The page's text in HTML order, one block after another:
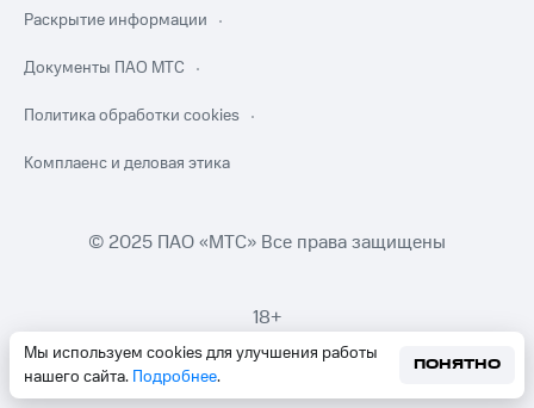
Мы используем cookies для улучшения работы
нашего сайта. Подробнее.
ПОНЯТНО
Раскрытие информации
Документы ПАО МТС
Политика обработки cookies
Комплаенс и деловая этика
© 2025 ПАО «МТС» Все права защищены
18+